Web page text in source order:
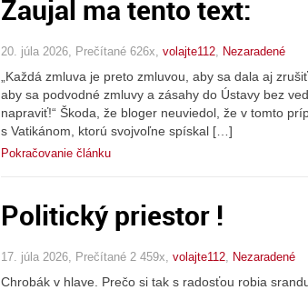
Zaujal ma tento text:
20. júla 2026, Prečítané 626x, volajte112 Nezaradené
„Každá zmluva je preto zmluvou, aby sa dala aj
aby sa podvodné zmluvy a zásahy do Ústavy bez
napraviť!“ Škoda, že bloger neuviedol, že v tomto
s Vatikánom, ktorú svojvoľne spískal […]
Pokračovanie článku
Politický priestor !
17. júla 2026, Prečítané 2 459x, volajte112 Nezaradené
Chrobák v hlave. Prečo si tak s radosťou robia